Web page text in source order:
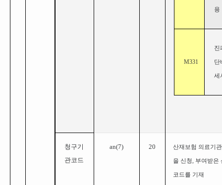
용
M331
진
단
세
청구기
관코드
an(7) 20
산재보험 의료기
을 신청, 부여받은
코드를 기재